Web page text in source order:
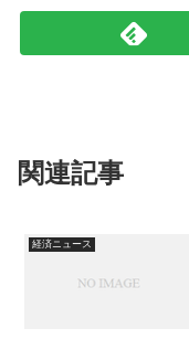
関連記事
経済ニュース